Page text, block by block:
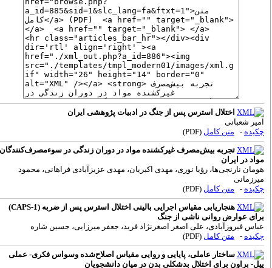
اختلال استرس پس از جنگ در ادبیات پژوهشی ایران
امیر شعبانی
چکیده - متن کامل(PDF)
تجربه بیش‌مصرف غیرکشنده مواد در دوران زندگی در سوءمصرف‌کنندگان
مواد در ایران
هومان نارنجی‌ها، رؤیا نوری، مهدی اکبریان، مهدی عزیزآبادی فراهانی، محمود
میرزمانی
چکیده - متن کامل(PDF)
هنجاریابی مقیاس اجرایی بالینی اختلال استرس پس از ضربه (CAPS-1)
برای عوارض روانی ناشی از جنگ
عباس فیروزآبادی، علی اصغر اصغرنژاد فرید، جعفر میرزایی، حسین شاره
چکیده - متن کامل(PDF)
ساختار عاملی، پایایی و روایی مقیاس اصلاح‌شده وسواس فکری- عملی
ییل- براون برای اختلال بدشکلی بدن در میان دانشجویان